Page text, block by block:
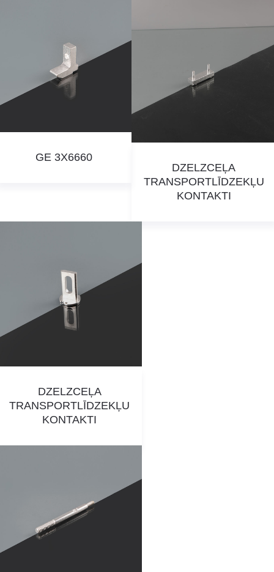
GE 3X6660
DZELZCEĻA
TRANSPORTLĪDZEKĻU
KONTAKTI
DZELZCEĻA
TRANSPORTLĪDZEKĻU
KONTAKTI